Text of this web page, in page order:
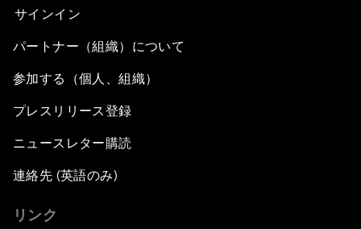
サインイン
パートナー（組織）について
参加する（個人、組織）
プレスリリース登録
ニュースレター購読
連絡先 (英語のみ)
リンク